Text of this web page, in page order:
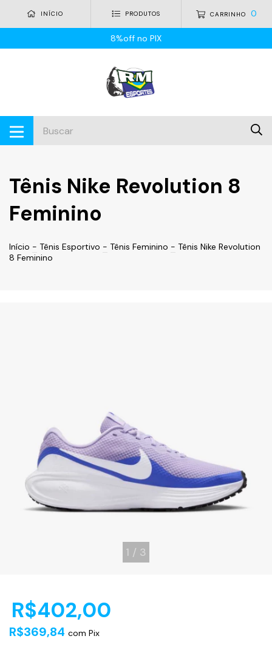
INÍCIO PRODUTOS CARRINHO 0
8%off no PIX
Tênis Nike Revolution 8
Feminino
Início - Tênis Esportivo - Tênis Feminino - Tênis Nike Revolution
8 Feminino
1 / 3
R$402,00
R$369,84 com Pix